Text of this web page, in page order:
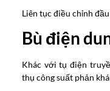
Liên tục điều chỉnh
Bù điện
Khác với tụ điện
thụ công suất phản